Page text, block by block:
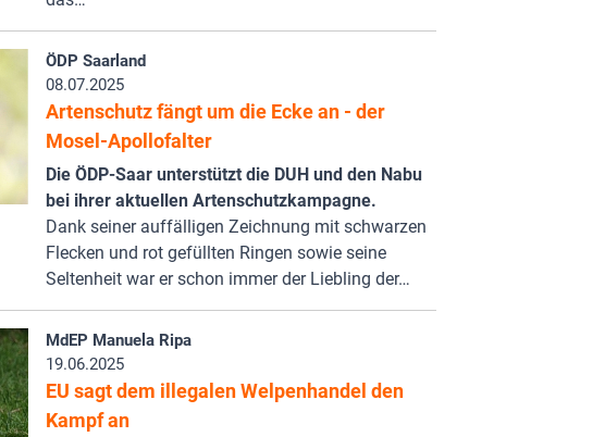
ÖDP Saarland
08.07.2025
Artenschutz fängt um die Ecke an - der
Mosel-Apollofalter
Die ÖDP-Saar unterstützt die DUH und den Nabu
bei ihrer aktuellen Artenschutzkampagne.
Dank seiner auffälligen Zeichnung mit schwarzen
Flecken und rot gefüllten Ringen sowie seine
Seltenheit war er schon immer der Liebling der…
MdEP Manuela Ripa
19.06.2025
EU sagt dem illegalen Welpenhandel den
Kampf an